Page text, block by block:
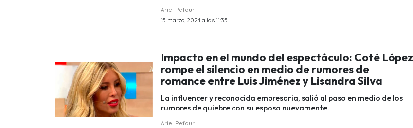
Ariel Pefaur
15 marzo, 2024 a las 11:35
Impacto en el mundo del espectáculo: Coté López
rompe el silencio en medio de rumores de
romance entre Luis Jiménez y Lisandra Silva
La influencer y reconocida empresaria, salió al paso en medio de los
rumores de quiebre con su esposo nuevamente.
Ariel Pefaur